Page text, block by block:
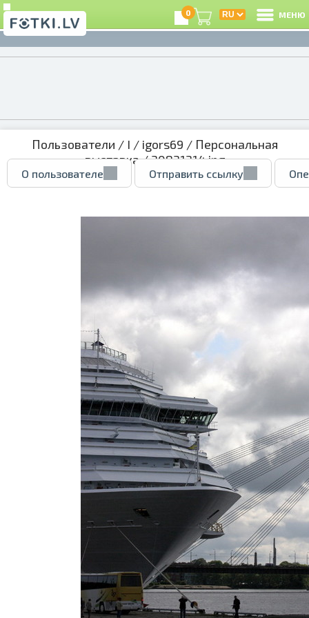
0 МЕНЮ
Пользователи / I / igors69 / Персональная
выставка/ 30831314.jpg
О пользователе Отправить ссылку